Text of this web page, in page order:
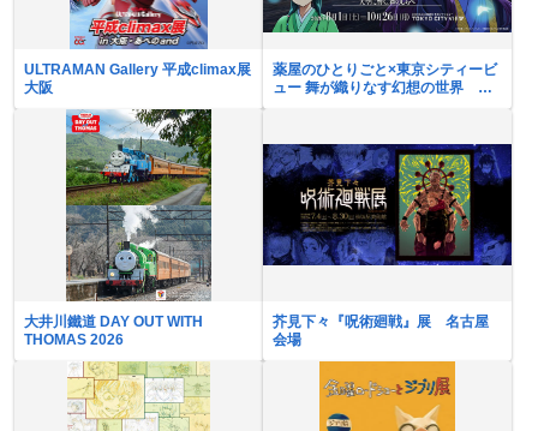
ULTRAMAN Gallery 平成climax展
大阪
薬屋のひとりごと×東京シティービ
ュー 舞が織りなす幻想の世界 ―
大井川鐵道 DAY OUT WITH
THOMAS 2026
芥見下々『呪術廻戦』展 名古屋
会場